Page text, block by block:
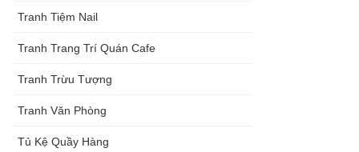
Tranh Tiệm Nail
Tranh Trang Trí Quán Cafe
Tranh Trừu Tượng
Tranh Văn Phòng
Tủ Kệ Quầy Hàng